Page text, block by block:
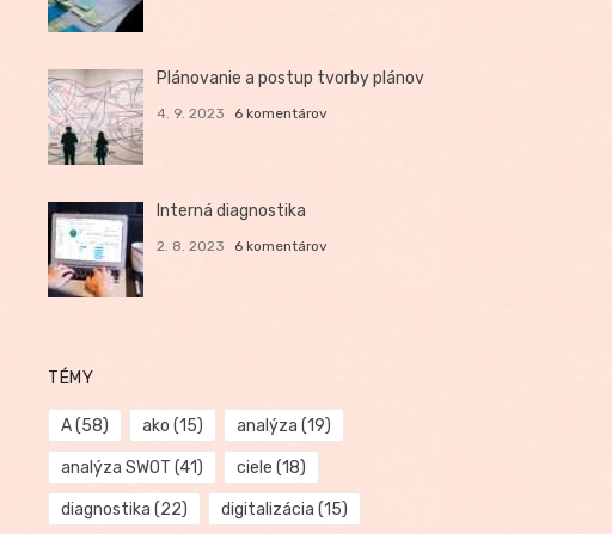
Plánovanie a postup tvorby plánov
4. 9. 2023 6 komentárov
Interná diagnostika
2. 8. 2023 6 komentárov
TÉMY
A(58) ako (15) analýza (19)
analýza SWOT (41) ciele (18)
diagnostika (22) digitalizácia (15)